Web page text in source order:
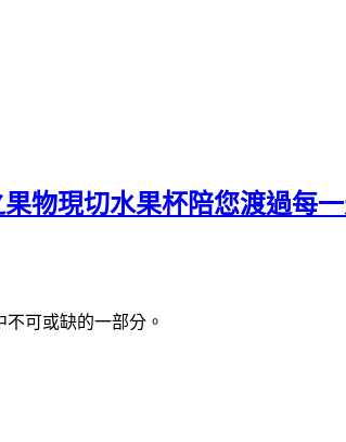
物現切水果杯陪您渡過每
可或缺的一部分。